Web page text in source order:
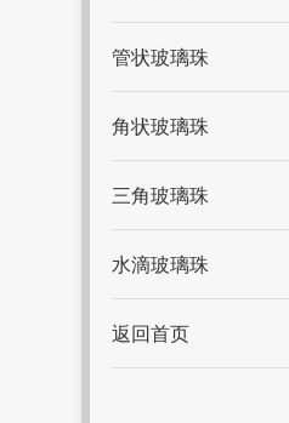
管状玻璃珠
角状玻璃珠
三角玻璃珠
水滴玻璃珠
返回首页